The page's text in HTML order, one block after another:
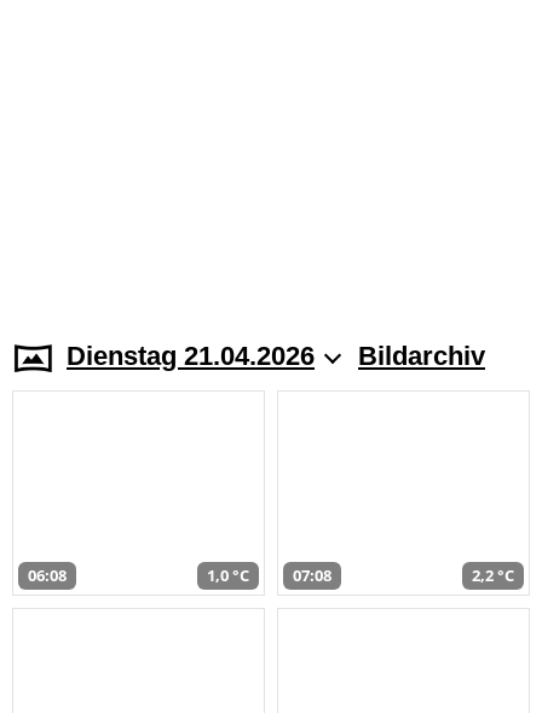
Dienstag 21.04.2026 Bildarchiv
06:08 1,0 °C 07:08 2,2 °C